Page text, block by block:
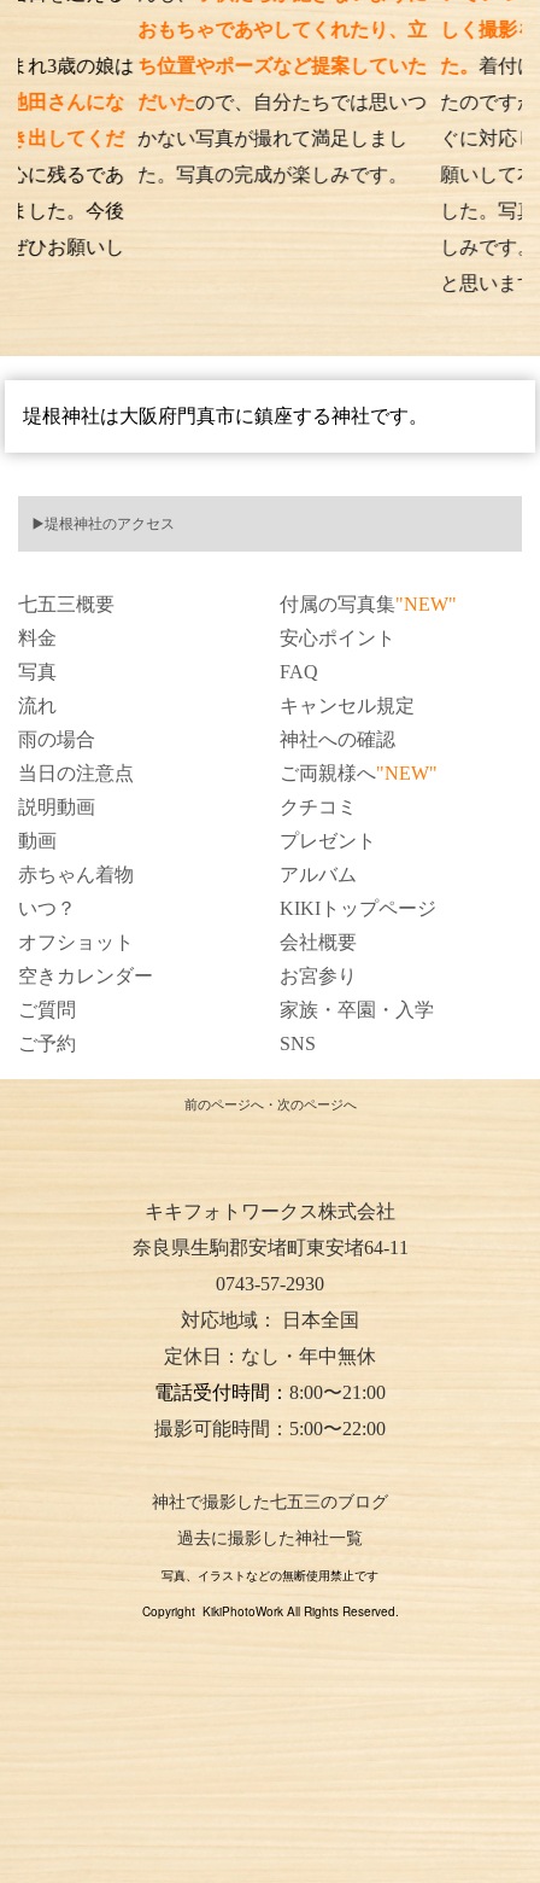
娘は
にな
くだ
であ
今後
いし
おもちゃであやしてくれたり、立
ち位置やポーズなど提案していた
だいたので、自分たちでは思いつ
かない写真が撮れて満足しまし
た。写真の完成が楽しみです。
しく撮影を行うこ
た。着付けとアテ
たのですが、撮影
ぐに対応してくだ
願いして本当に良
した。写真の仕上
しみです。また次
と思います。
堤根神社は大阪府門真市に鎮座する神社です。
▶️堤根神社のアクセス
七五三概要
料金
写真
流れ
雨の場合
当日の注意点
説明動画
動画
赤ちゃん着物
いつ？
オフショット
空きカレンダー
ご質問
ご予約
付属の写真集"NEW"
安心ポイント
FAQ
キャンセル規定
神社への確認
ご両親様へ"NEW"
クチコミ
プレゼント
アルバム
KIKIトップページ
会社概要
お宮参り
家族・卒園・入学
SNS
前のページへ・ 次のページへ
キキフォトワークス株式会社
奈良県生駒郡安堵町東安堵64-11
0743-57-2930
対応地域：
日本全国
定休日：なし・年中無休
電話受付時間： 8:00〜21:00
撮影可能時間：5:00〜22:00
神社で撮影した七五三のブログ
過去に撮影した神社一覧
写真、イラストなどの無断使用禁止です
Copyright KikiPhotoWork All Rights Reserved.